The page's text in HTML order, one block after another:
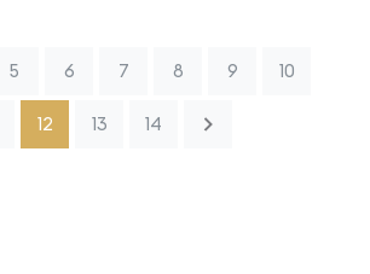
5 6 7 8 9 10
12 13 14